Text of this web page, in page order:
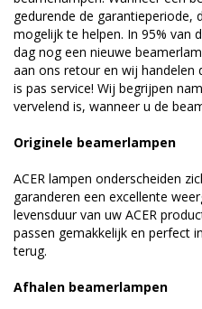
gedurende de garantieperiode,
mogelijk te helpen. In 95% van
dag nog een nieuwe
aan ons retour en wij
is pas service! Wij begrijpen
vervelend is, wanneer u de
Originele beamerlampen
ACER lampen onderscheiden
garanderen een excellente
levensduur van uw ACER
passen gemakkelijk en perfect
terug.
Afhalen beamerlampen